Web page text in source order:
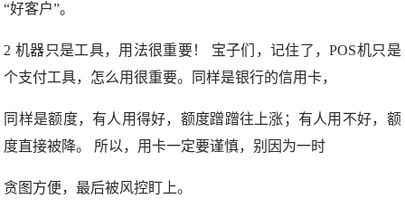
“好客户”。
2 机器只是工具，用法很重要！ 宝子们，记住了，POS机只是
个支付工具，怎么用很重要。同样是银行的信用卡，
同样是额度，有人用得好，额度蹭蹭往上涨；有人用不好，额
度直接被降。 所以，用卡一定要谨慎，别因为一时
贪图方便，最后被风控盯上。